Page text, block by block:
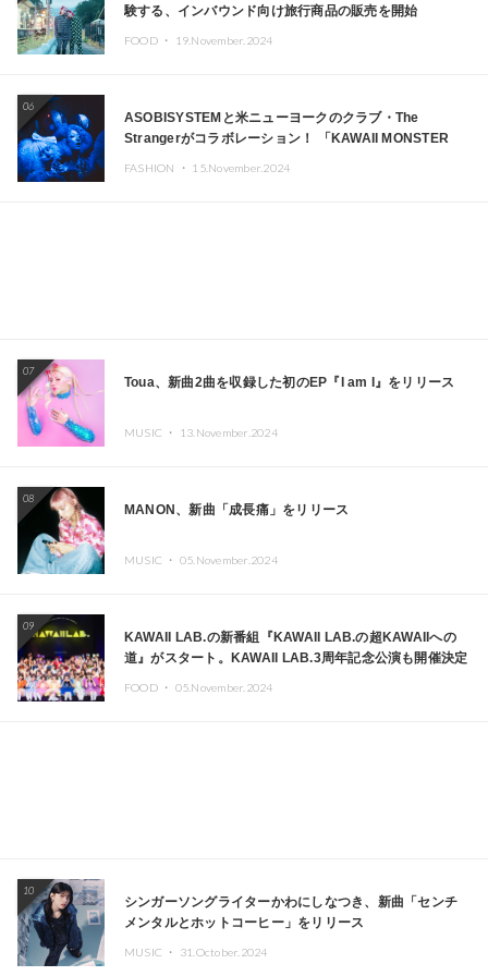
験する、インバウンド向け旅行商品の販売を開始
FOOD ・ 19.November.2024
06
ASOBISYSTEMと米ニューヨークのクラブ・The
Strangerがコラボレーション！ 「KAWAII MONSTER
FASHION ・ 15.November.2024
07
Toua、新曲2曲を収録した初のEP『I am I』をリリース
MUSIC ・ 13.November.2024
08
MANON、新曲「成長痛」をリリース
MUSIC ・ 05.November.2024
09
KAWAII LAB.の新番組『KAWAII LAB.の超KAWAIIへの
道』がスタート。KAWAII LAB.3周年記念公演も開催決定
FOOD ・ 05.November.2024
10
シンガーソングライターかわにしなつき、新曲「センチ
メンタルとホットコーヒー」をリリース
MUSIC ・ 31.October.2024